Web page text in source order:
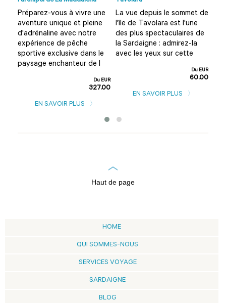
Préparez-vous à vivre une
aventure unique et pleine
d'adrénaline avec notre
expérience de pêche
sportive exclusive dans le
paysage enchanteur de l
Du EUR
327.00
EN SAVOIR PLUS
La vue depuis le sommet de
l'île de Tavolara est l'une
des plus spectaculaires de
la Sardaigne : admirez-la
avec les yeux sur cette
Du EUR
60.00
EN SAVOIR PLUS
Haut de page
HOME
QUI SOMMES-NOUS
SERVICES VOYAGE
SARDAIGNE
BLOG